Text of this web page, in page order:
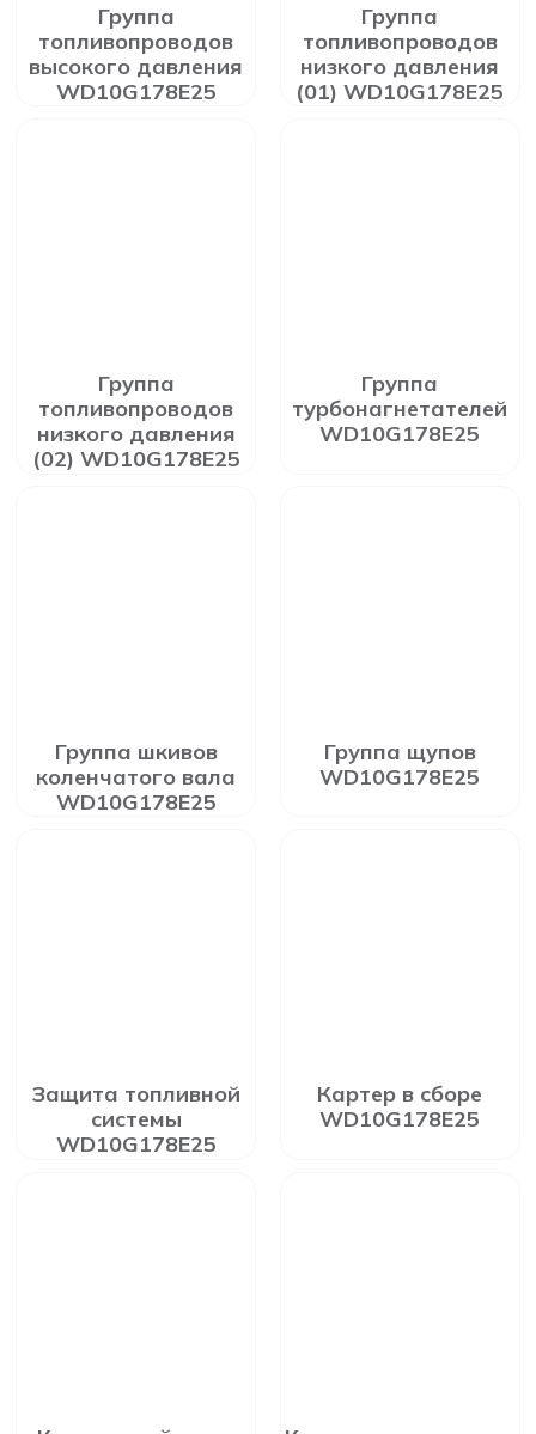
Группа
топливопроводов
высокого давления
WD10G178E25
Группа
топливопроводов
низкого давления
(01) WD10G178E25
Группа
топливопроводов
низкого давления
(02) WD10G178E25
Группа
турбонагнетателей
WD10G178E25
Группа шкивов
коленчатого вала
WD10G178E25
Группа щупов
WD10G178E25
Защита топливной
системы
WD10G178E25
Картер в сборе
WD10G178E25